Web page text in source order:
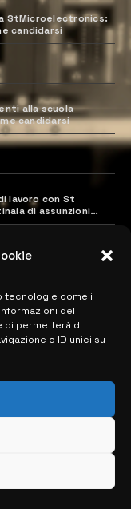
tecnologie come i
del
ci permetterà di
o ID unici su
StMicroelectronics:
candidarsi
alla scuola
candidarsi
lavoro con St
di assunzioni